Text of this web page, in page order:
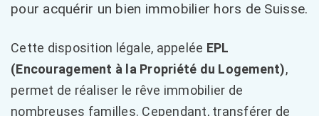
pour acquérir un bien immobilier hors de Suisse.
Cette disposition légale, appelée EPL
(Encouragement à la Propriété du Logement),
permet de réaliser le rêve immobilier de
nombreuses familles. Cependant, transférer de